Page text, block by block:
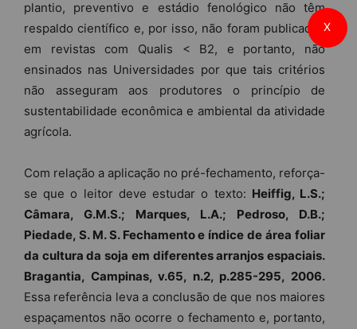
plantio, preventivo e estádio fenológico não têm
respaldo científico e, por isso, não foram publicados
em revistas com Qualis < B2, e portanto, não
ensinados nas Universidades por que tais critérios
não asseguram aos produtores o princípio de
sustentabilidade econômica e ambiental da atividade
agrícola.
Com relação a aplicação no pré-fechamento, reforça-
se que o leitor deve estudar o texto: Heiffig, L.S.;
Câmara, G.M.S.; Marques, L.A.; Pedroso, D.B.;
Piedade, S. M. S. Fechamento e índice de área foliar
da cultura da soja em diferentes arranjos espaciais.
Bragantia, Campinas, v.65, n.2, p.285-295, 2006.
Essa referência leva a conclusão de que nos maiores
espaçamentos não ocorre o fechamento e, portanto,
X